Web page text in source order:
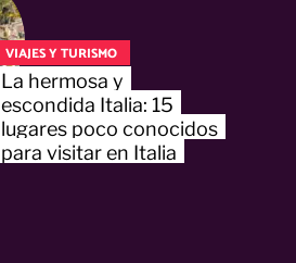
VIAJES Y TURISMO
La hermosa y
escondida Italia: 15
lugares poco conocidos
para visitar en Italia